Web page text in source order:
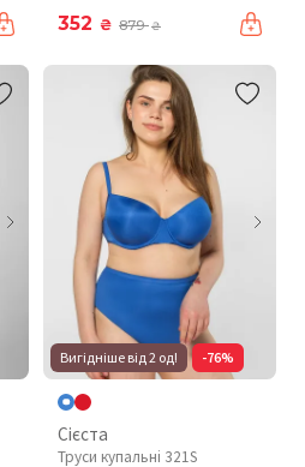
352 ₴ 879₴
Вигідніше від 2 од! -76%
Сієста
Труси купальні 321S